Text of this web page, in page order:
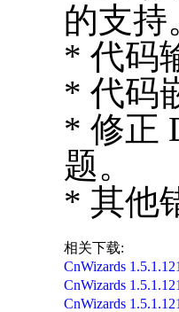
的支持
* 代码
* 代码
* 修正
题。
* 其他
相关下载:
CnWizards
CnWizards
CnWizards